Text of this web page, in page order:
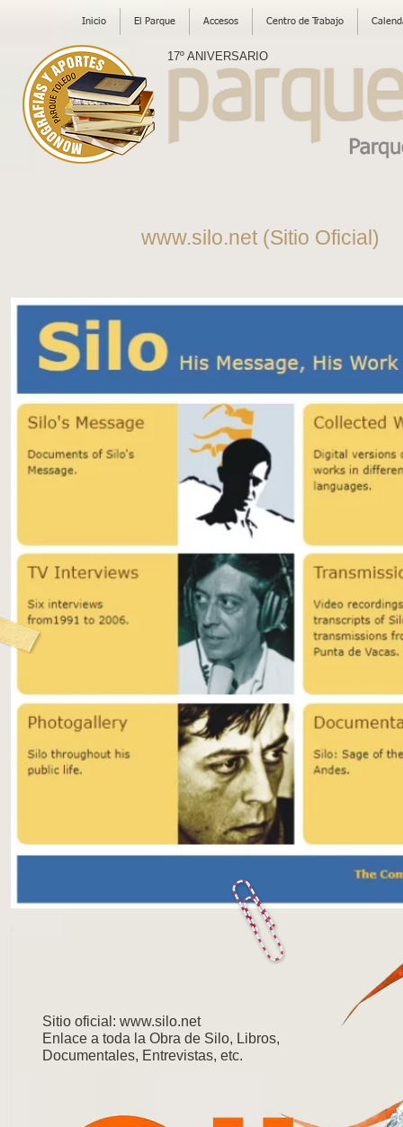
Inicio El Parque Accesos Centro de Trabajo
17º ANIVERSARIO
www.silo.net (Sitio Oficial)
Sitio oficial: www.silo.net
Enlace a toda la Obra de Silo, Libros,
Documentales, Entrevistas, etc.